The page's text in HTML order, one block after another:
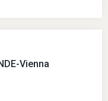
Vienna